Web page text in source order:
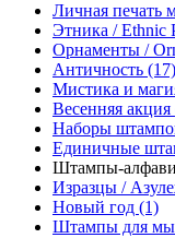
Личная печать
Этника / Ethnic
Орнаменты /
Античность (17)
Мистика и
Весенняя акция
Наборы
Единичные
Штампы-
Изразцы /
Новый год (1)
Штампы для